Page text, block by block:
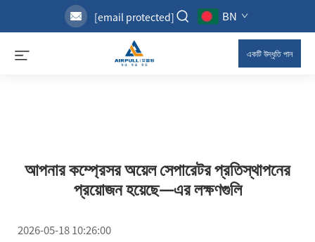
[email protected] BN
একটি উদ্ধৃতি পান
আপনার কম্প্রেসর অয়েল সেপারেটর প্রতিস্থাপনের
প্রয়োজন হয়েছে—এর লক্ষণগুলি
2026-05-18 10:26:00